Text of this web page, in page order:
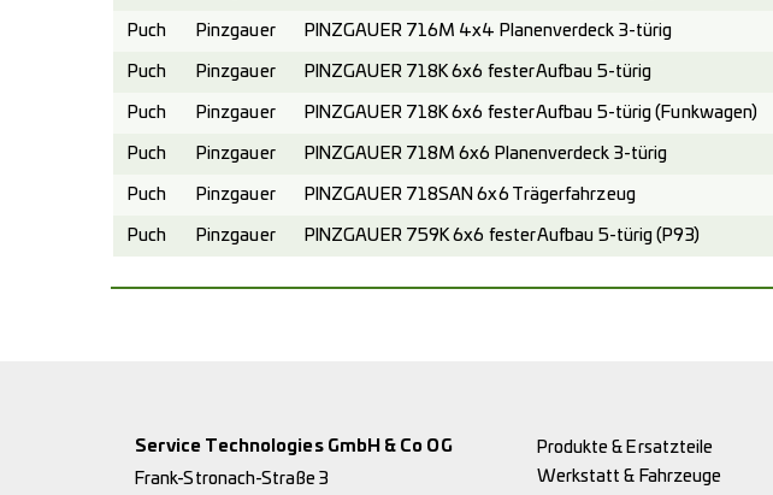
Puch Pinzgauer PINZGAUER 716M 4x4 Planenverdeck 3-türig
Puch Pinzgauer PINZGAUER 718K 6x6 fester Aufbau 5-türig
Puch Pinzgauer PINZGAUER 718K 6x6 fester Aufbau 5-türig (Funkwagen)
Puch Pinzgauer PINZGAUER 718M 6x6 Planenverdeck 3-türig
Puch Pinzgauer PINZGAUER 718SAN 6x6 Trägerfahrzeug
Puch Pinzgauer PINZGAUER 759K 6x6 fester Aufbau 5-türig (P93)
Service Technologies GmbH & Co OG
Frank-Stronach-Straße 3
Produkte & Ersatzteile
Werkstatt & Fahrzeuge